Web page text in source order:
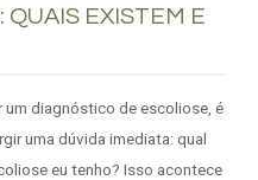
QUAIS EXISTEM E
um diagnóstico de escoliose, é
uma dúvida imediata: qual
eu tenho? Isso acontece